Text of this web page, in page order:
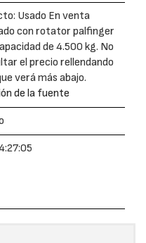
Usado En venta
con rotator palfinger
de 4.500 kg. No
el precio rellendando
verá más abajo.
de la fuente